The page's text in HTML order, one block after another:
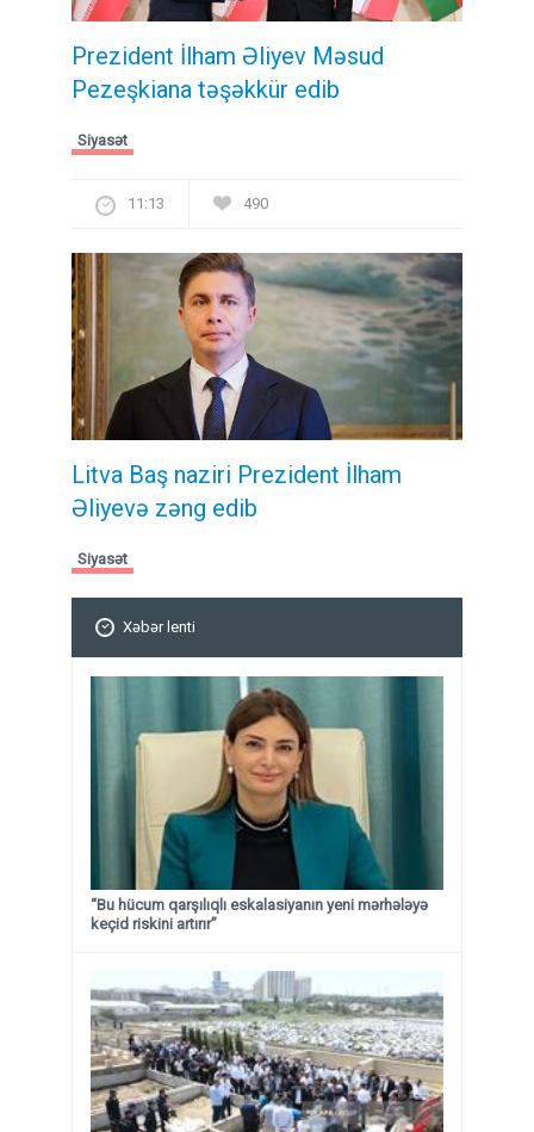
Prezident İlham Əliyev Məsud
Pezeşkiana təşəkkür edib
Siyasət
11:13 490
Litva Baş naziri Prezident İlham
Əliyevə zəng edib
Siyasət
Xəbər lenti
“Bu hücum qarşılıqlı eskalasiyanın yeni mərhələyə
keçid riskini artırır”